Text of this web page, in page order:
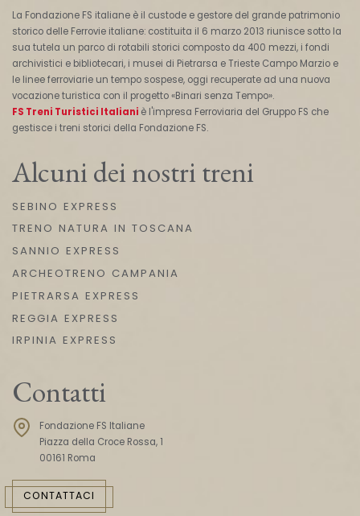
La Fondazione FS italiane è il custode e gestore del grande patrimonio
storico delle Ferrovie italiane: costituita il 6 marzo 2013 riunisce sotto la
sua tutela un parco di rotabili storici composto da 400 mezzi, i fondi
archivistici e bibliotecari, i musei di Pietrarsa e Trieste Campo Marzio e
le linee ferroviarie un tempo sospese, oggi recuperate ad una nuova
vocazione turistica con il progetto «Binari senza Tempo».
FS Treni Turistici Italiani è l'impresa Ferroviaria del Gruppo FS che
gestisce i treni storici della Fondazione FS.
Alcuni dei nostri treni
SEBINO EXPRESS
TRENO NATURA IN TOSCANA
SANNIO EXPRESS
ARCHEOTRENO CAMPANIA
PIETRARSA EXPRESS
REGGIA EXPRESS
IRPINIA EXPRESS
Contatti
Fondazione FS Italiane
Piazza della Croce Rossa, 1
00161 Roma
CONTATTACI